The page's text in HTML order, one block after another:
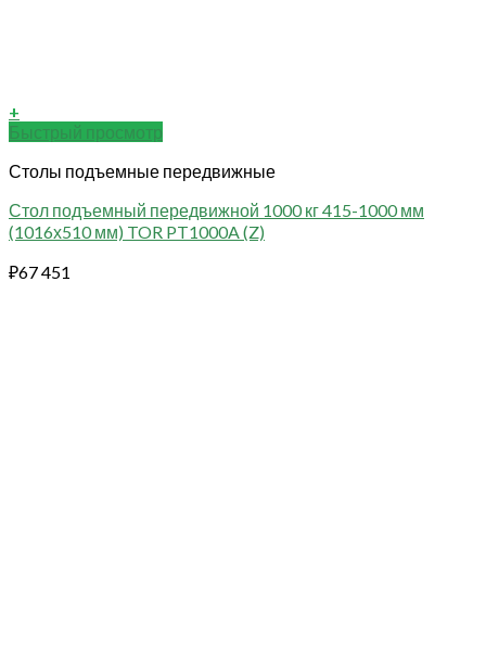
+
Быстрый просмотр
Столы подъемные передвижные
Стол подъемный передвижной 1000 кг 415-1000 мм
(1016х510 мм) TOR PT1000A (Z)
₽67 451